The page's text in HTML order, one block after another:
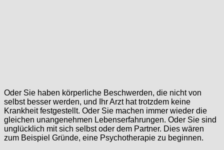
Oder Sie haben körperliche Beschwerden, die nicht von
selbst besser werden, und Ihr Arzt hat trotzdem keine
Krankheit festgestellt. Oder Sie machen immer wieder die
gleichen unangenehmen Lebenserfahrungen. Oder Sie sind
unglücklich mit sich selbst oder dem Partner. Dies wären
zum Beispiel Gründe, eine Psychotherapie zu beginnen.